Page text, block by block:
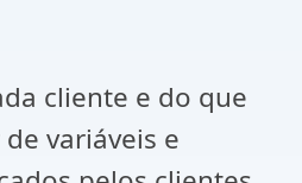
cliente e do que
variáveis e